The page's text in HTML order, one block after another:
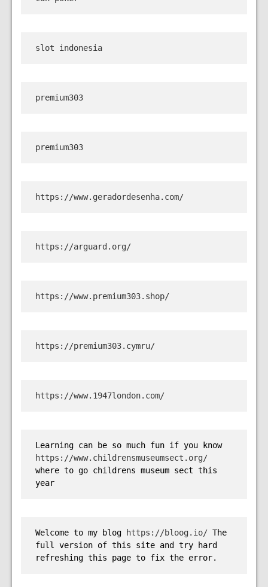
slot indonesia
premium303
premium303
https://www.geradordesenha.com/
https://arguard.org/
https://www.premium303.shop/
https://premium303.cymru/
https://www.1947london.com/
Learning can be so much fun if you know
https://www.childrensmuseumsect.org/
where to go childrens museum sect this
year
Welcome to my blog https://bloog.io/ The
full version of this site and try hard
refreshing this page to fix the error.